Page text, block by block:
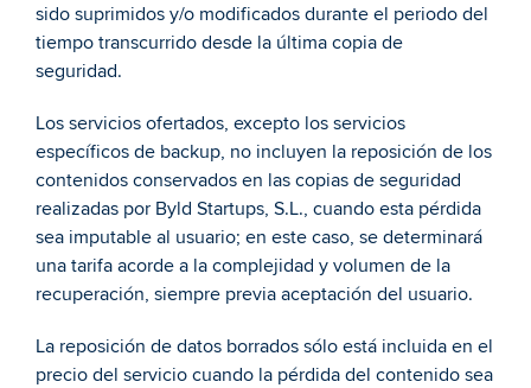
sido suprimidos y/o modificados durante el periodo del
tiempo transcurrido desde la última copia de
seguridad.
Los servicios ofertados, excepto los servicios
específicos de backup, no incluyen la reposición de los
contenidos conservados en las copias de seguridad
realizadas por Byld Startups, S.L., cuando esta pérdida
sea imputable al usuario; en este caso, se determinará
una tarifa acorde a la complejidad y volumen de la
recuperación, siempre previa aceptación del usuario.
La reposición de datos borrados sólo está incluida en el
precio del servicio cuando la pérdida del contenido sea